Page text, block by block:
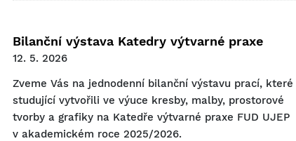
Bilanční výstava Katedry výtvarné praxe
12. 5. 2026
Zveme Vás na jednodenní bilanční výstavu prací, které
studující vytvořili ve výuce kresby, malby, prostorové
tvorby a grafiky na Katedře výtvarné praxe FUD UJEP
v akademickém roce 2025/2026.